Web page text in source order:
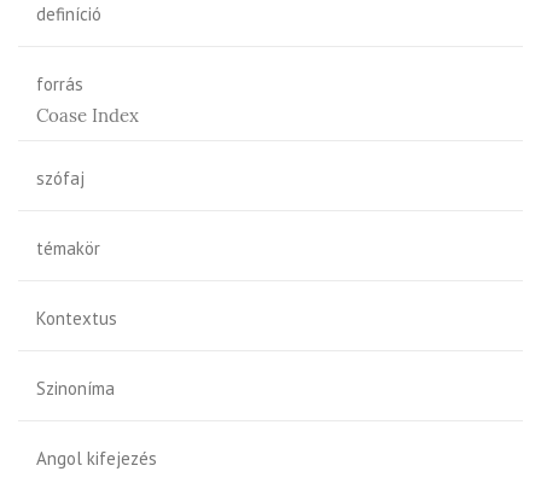
definíció
forrás
Coase Index
szófaj
témakör
Kontextus
Szinoníma
Angol kifejezés